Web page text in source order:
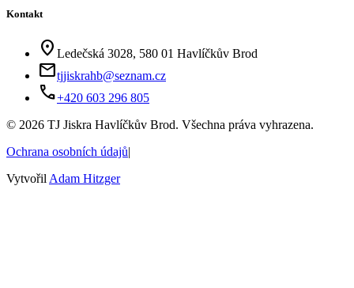
Kontakt
location_on Ledečská 3028, 580 01 Havlíčkův Brod
mailtjjiskrahb@seznam.cz
phone+420 603 296 805
© 2026 TJ Jiskra Havlíčkův Brod. Všechna práva vyhrazena.
Ochrana osobních údajů|
Vytvořil Adam Hitzger